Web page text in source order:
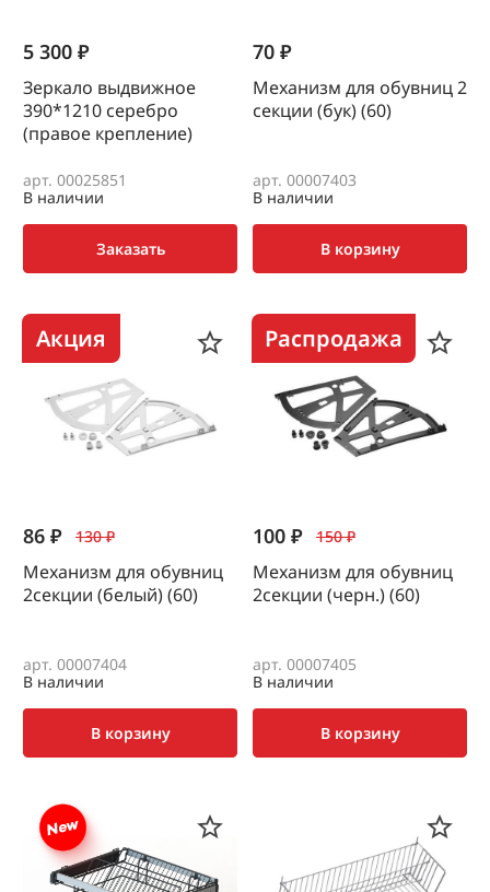
5 300 ₽
Зеркало выдвижное
390*1210 серебро
(правое крепление)
арт. 00025851
В наличии
Заказать
70 ₽
Механизм для обувниц 2
секции (бук) (60)
арт. 00007403
В наличии
В корзину
Акция
86 ₽ 130 ₽
Механизм для обувниц
2секции (белый) (60)
арт. 00007404
В наличии
В корзину
Распродажа
100 ₽ 150 ₽
Механизм для обувниц
2секции (черн.) (60)
арт. 00007405
В наличии
В корзину